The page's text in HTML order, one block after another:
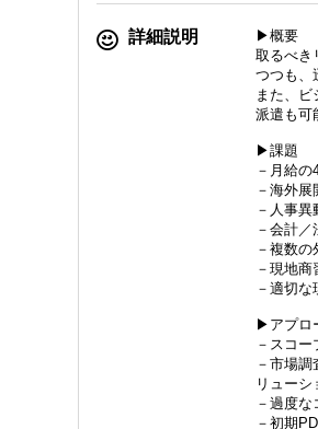
詳細説明
▶概要
取るべき
つつも、
また、
派遣も可
▶課題
－月給
－海外
－人事
－会計
－複数
－現地
－適切
▶アプロ
－スコ
－市場
リューシ
－過度
－初期